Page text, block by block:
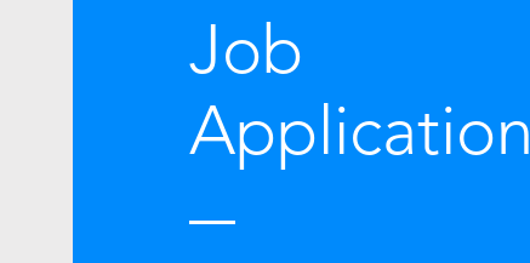
Job
Application